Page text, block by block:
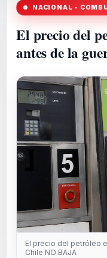
NACIONAL -
El precio del
antes de la
El precio del petróleo
Chile NO BAJA